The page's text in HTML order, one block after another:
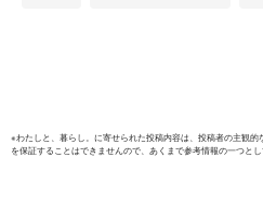
※わたしと、暮らし。 に寄せられた投稿内容は、投稿者の主観
を保証することはできませんので、あくまで参考情報の一つとし